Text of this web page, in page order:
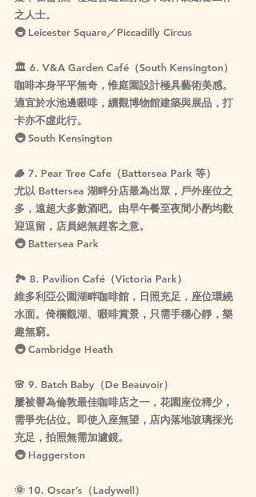
之人士。
🚇 Leicester Square／Piccadilly Circus
🏛️ 6. V&A Garden Café（South Kensington）
咖啡本身平平無奇，惟庭園設計極具藝術美感。
適宜於水池邊啜啡，續觀博物館建築與展品，打
卡亦不虛此行。
🚇 South Kensington
🪵 7. Pear Tree Cafe（Battersea Park 等）
尤以 Battersea 湖畔分店最為出眾，戶外座位之
多，遠超大多數酒吧。由早午餐至夜間小酌均歡
迎逗留，店員絕無趕客之意。
🚇 Battersea Park
🏞️ 8. Pavilion Café（Victoria Park）
維多利亞公園湖畔咖啡館，日照充足，座位環繞
水面。倚欄觀湖、啜啡賞景，只需手穩心靜，樂
趣無窮。
🚇 Cambridge Heath
🌸 9. Batch Baby（De Beauvoir）
屢被譽為倫敦最佳咖啡店之一，花園座位稀少，
需爭先佔位。即使入座無望，店內落地玻璃採光
充足，拍照無需加濾鏡。
🚇 Haggerston
🌞 10. Oscar’s（Ladywell）